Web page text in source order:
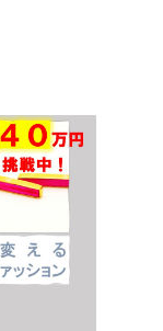
縄
東京
長野
奈良